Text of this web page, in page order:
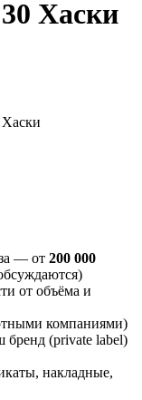
Хаски
— от 200 000
от объёма и
компаниями)
бренд (private label)
накладные,